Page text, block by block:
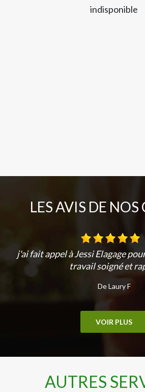
indisponible
LES AVIS DE NOS
j'ai fait appel à Jessi Elagage
travail soigné et
De Laury F
VOIR PLUS
AUTRES